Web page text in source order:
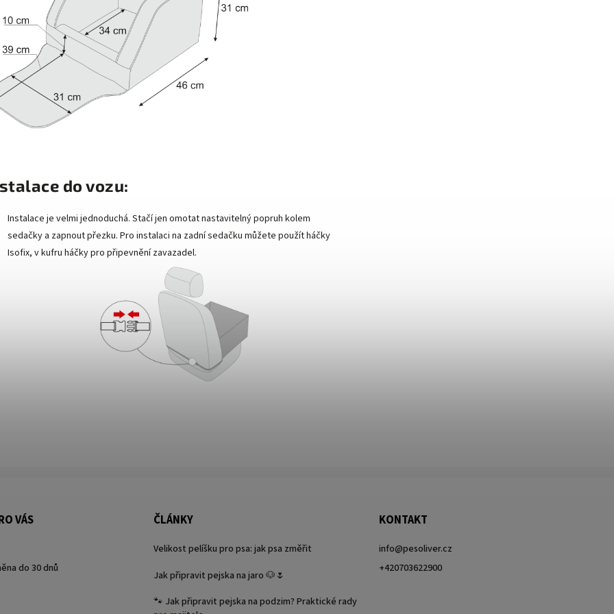
do vozu:
Instalace je velmi jednoduchá. Stačí jen omotat nastavitelný popruh kolem
sedačky a zapnout přezku. Pro instalaci na zadní sedačku můžete použít háčky
Isofix, v kufru háčky pro připevnění zavazadel.
VÁS
do 30 dnů
ČLÁNKY
Velikost pelíšku pro psa: jak psa změřit
Jak připravit pejska na jaro 🐶🌷
🐾 Jak připravit pejska na podzim? Praktické rady
KONTAKT
info@pesoliver.cz
+420703622900